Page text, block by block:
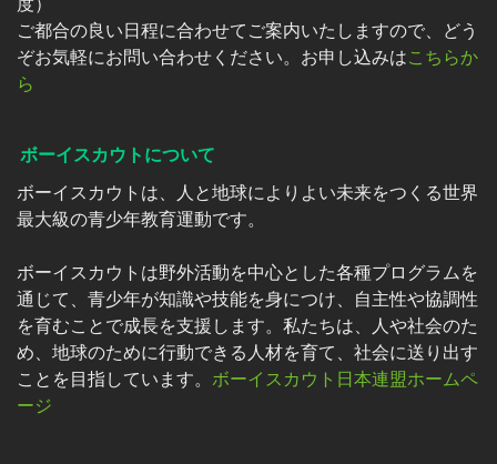
ご都合の良い日程に合わせてご案内いたしますので、どう
ぞお気軽にお問い合わせください。お申し込みはこちらか
ら
ボーイスカウトについて
ボーイスカウトは、人と地球によりよい未来をつくる世界
最大級の青少年教育運動です。
ボーイスカウトは野外活動を中心とした各種プログラムを
通じて、青少年が知識や技能を身につけ、自主性や協調性
を育むことで成長を支援します。私たちは、人や社会のた
め、地球のために行動できる人材を育て、社会に送り出す
ことを目指しています。 ボーイスカウト日本連盟ホームペ
ージ